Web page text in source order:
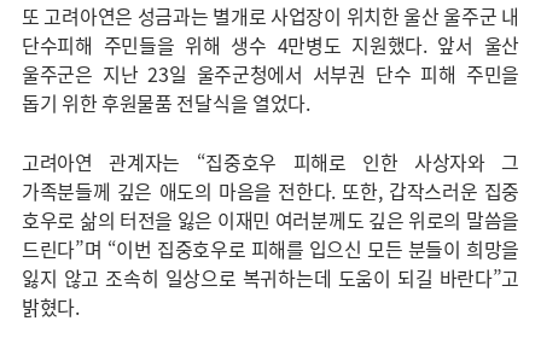
또 고려아연은 성금과는 별개로 사업장이 위치한 울산 울주군 내
단수피해 주민들을 위해 생수 4만병도 지원했다. 앞서 울산
울주군은 지난 23일 울주군청에서 서부권 단수 피해 주민을
돕기 위한 후원물품 전달식을 열었다.
고려아연 관계자는 “집중호우 피해로 인한 사상자와 그
가족분들께 깊은 애도의 마음을 전한다. 또한, 갑작스러운 집중
호우로 삶의 터전을 잃은 이재민 여러분께도 깊은 위로의 말씀을
드린다”며 “이번 집중호우로 피해를 입으신 모든 분들이 희망을
잃지 않고 조속히 일상으로 복귀하는데 도움이 되길 바란다”고
밝혔다.